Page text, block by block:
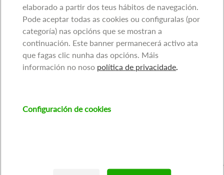
elaborado a partir dos teus hábitos de navegación.
Pode aceptar todas as cookies ou configuralas (por
categoría) nas opcións que se mostran a
continuación. Este banner permanecerá activo ata
que fagas clic nunha das opcións. Máis
información no noso política de privacidade.
Configuración de cookies